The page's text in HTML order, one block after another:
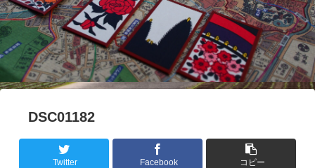
DSC01182
Twitter Facebook コピー